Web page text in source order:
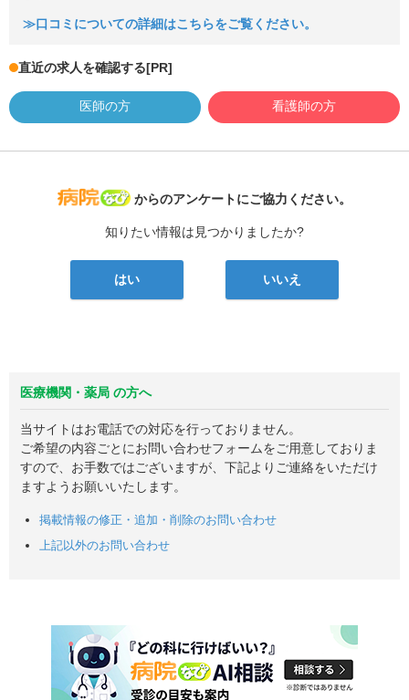
≫口コミについての詳細はこちらをご覧ください。
直近の求人を確認する[PR]
医師の方 看護師の方
病院なび
からのアンケートにご協力ください。
知りたい情報は見つかりましたか?
はい いいえ
医療機関・薬局 の方へ
当サイトはお電話での対応を行っておりません。
ご希望の内容ごとにお問い合わせフォームをご用意しておりま
すので、お手数ではございますが、下記よりご連絡をいただけ
ますようお願いいたします。
掲載情報の修正・追加・削除のお問い合わせ
上記以外のお問い合わせ